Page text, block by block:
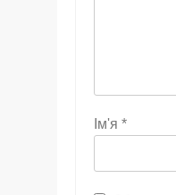
Ім'я *